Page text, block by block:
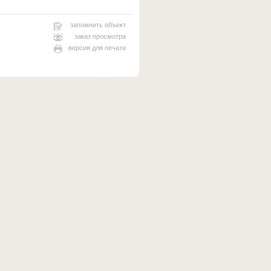
запомнить объект
заказ просмотра
версия для печати